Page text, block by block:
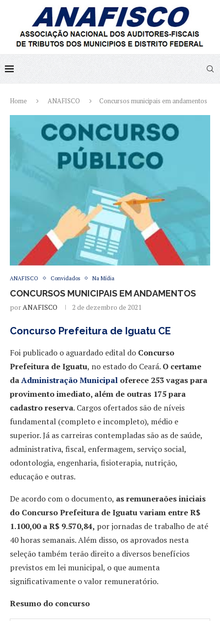
Home ANAFISCO Concursos municipais em andamentos
ANAFISCO Convidados Na Mídia
CONCURSOS MUNICIPAIS EM ANDAMENTOS
por ANAFISCO 2 de dezembro de 2021
Concurso Prefeitura de Iguatu CE
Foi publicado o aguardado edital do Concurso
Prefeitura de Iguatu, no estado do Ceará. O certame
daAdministração Municipal oferece 253 vagas para
provimento imediato, além de outras 175 para
cadastro reserva. Cargos ofertados são de níveis
fundamental (completo e incompleto), médio e
superior. Já as carreiras contempladas são as de saúde,
administrativa, fiscal, enfermagem, serviço social,
odontologia, engenharia, fisioterapia, nutrição,
educação e outras.
De acordo com o documento, as remuneraões iniciais
do Concurso Prefeitura de Iguatu variam entre R$
1.100,00 a R$ 9.570,84, por jornadas de trabalho de até
40 horas semanais. Além disso, os aprovados nesta
seleção também terão direito a diversos benefícios
previstos em lei municipal, o que aumenta
significativamente o valor remuneratório.
Resumo do concurso